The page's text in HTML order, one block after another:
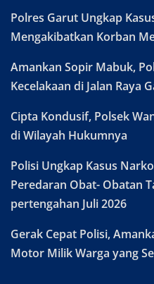
Polres Garut Ungkap
Mengakibatkan Korban
Amankan Sopir Mabuk,
Kecelakaan di Jalan Raya
Cipta Kondusif, Polsek
di Wilayah Hukumnya
Polisi Ungkap Kasus
Peredaran Obat- Obatan
pertengahan Juli 2026
Gerak Cepat Polisi,
Motor Milik Warga yang